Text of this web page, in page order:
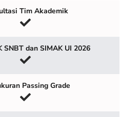
Tim Akademik
SNBT dan SIMAK UI 2026
Passing Grade